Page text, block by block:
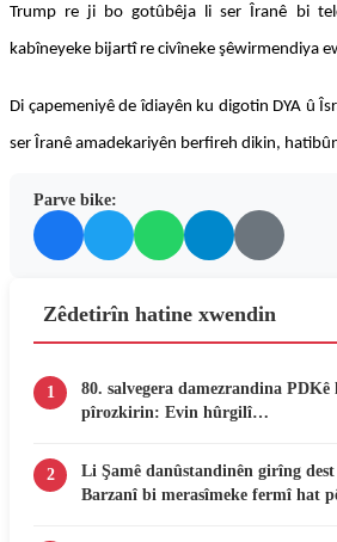
Trump re ji bo gotûbêja li ser Îranê bi
kabîneyeke bijartî re civîneke şêwirmendiya
Di çapemeniyê de îdiayên ku digotin DYA û
ser Îranê amadekariyên berfireh dikin,
Parve bike:
Zêdetirîn hatine xwendin
1
80. salvegera damezrandina PDKê
pîrozkirin: Evin hûrgilî…
2
Li Şamê danûstandinên girîng
Barzanî bi merasîmeke fermî hat